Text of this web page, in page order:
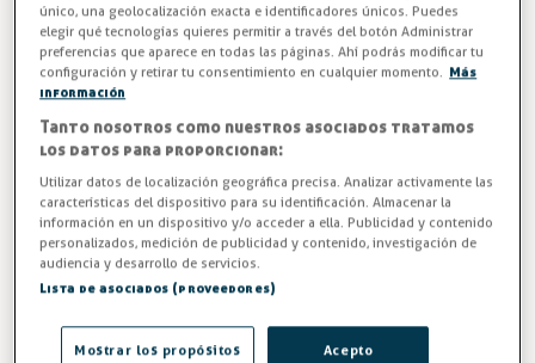
Soporte para Sujetar Cristales
Transforma tu espacio con nuestro soporte para cristal PC-
616-S. Diseño vanguardista, instalación sencilla y
durabilidad premium para una elegancia protegida.
Entrega entre 5 y 7 días
-3% AHORRA -0,19 €
6,55 €
IVA excl. 5,41€
único, una geolocalización exacta e identificadores únicos. Puedes
elegir qué tecnologías quieres permitir a través del botón Administrar
preferencias que aparece en todas las páginas. Ahí podrás modificar tu
configuración y retirar tu consentimiento en cualquier momento. Más
información
Tanto nosotros como nuestros asociados tratamos
los datos para proporcionar:
Utilizar datos de localización geográfica precisa. Analizar activamente las
características del dispositivo para su identificación. Almacenar la
información en un dispositivo y/o acceder a ella. Publicidad y contenido
personalizados, medición de publicidad y contenido, investigación de
audiencia y desarrollo de servicios.
Lista de asociados (proveedores)
Acepto
Mostrar los propósitos